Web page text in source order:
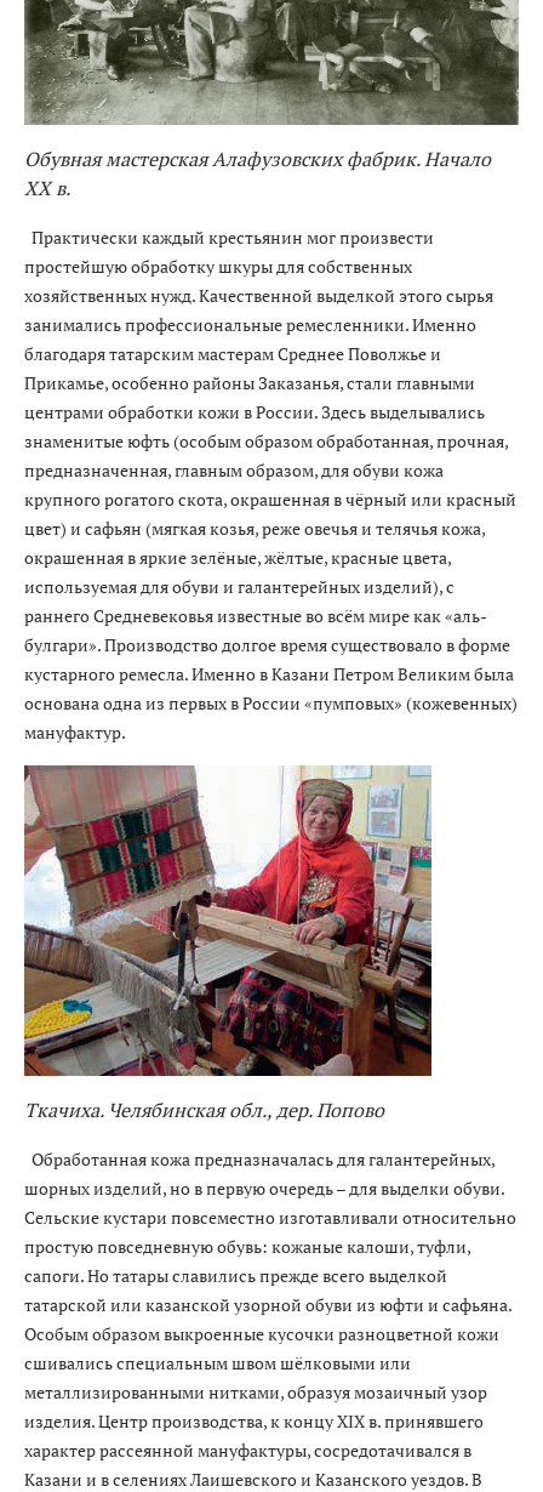
Обувная мастерская Алафузовских фабрик. Начало
XX в.
Практически каждый крестьянин мог произвести
простейшую обработку шкуры для собственных
хозяйственных нужд. Качественной выделкой этого сырья
занимались профессиональные ремесленники. Именно
благодаря татарским мастерам Среднее Поволжье и
Прикамье, особенно районы Заказанья, стали главными
центрами обработки кожи в России. Здесь выделывались
знаменитые юфть (особым образом обработанная, прочная,
предназначенная, главным образом, для обуви кожа
крупного рогатого скота, окрашенная в чёрный или красный
цвет) и сафьян (мягкая козья, реже овечья и телячья кожа,
окрашенная в яркие зелёные, жёлтые, красные цвета,
используемая для обуви и галантерейных изделий), с
раннего Средневековья известные во всём мире как «аль-
булгари». Производство долгое время существовало в форме
кустарного ремесла. Именно в Казани Петром Великим была
основана одна из первых в России «пумповых» (кожевенных)
мануфактур.
Ткачиха. Челябинская обл., дер. Попово
Обработанная кожа предназначалась для галантерейных,
шорных изделий, но в первую очередь – для выделки обуви.
Сельские кустари повсеместно изготавливали относительно
простую повседневную обувь: кожаные калоши, туфли,
сапоги. Но татары славились прежде всего выделкой
татарской или казанской узорной обуви из юфти и сафьяна.
Особым образом выкроенные кусочки разноцветной кожи
сшивались специальным швом шёлковыми или
металлизированными нитками, образуя мозаичный узор
изделия. Центр производства, к концу XIX в. принявшего
характер рассеянной мануфактуры, сосредотачивался в
Казани и в селениях Лаишевского и Казанского уездов. В